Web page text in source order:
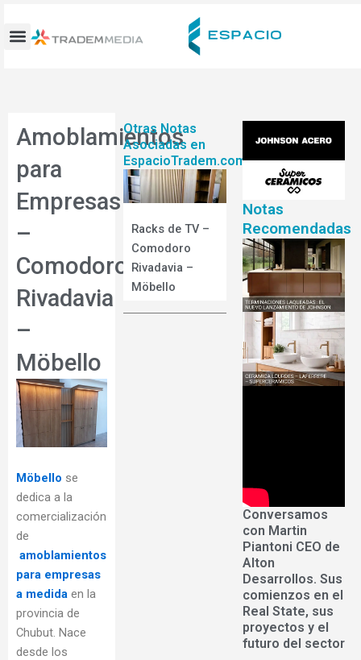
contenido
Amoblamientos
para
Empresas
–
Comodoro
Rivadavia
–
Möbello
Möbello se
dedica a la
comercialización
de
amoblamientos
para empresas
a medida en la
provincia de
Chubut. Nace
desde los
Otras Notas
Asociadas en
EspacioTradem.com
Racks de TV –
Comodoro
Rivadavia –
Möbello
Notas
Recomendadas
Conversamos
con Martin
Piantoni CEO de
Alton
Desarrollos. Sus
comienzos en el
Real State, sus
proyectos y el
futuro del sector